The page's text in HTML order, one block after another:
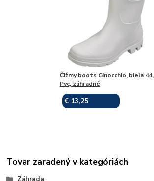
Čižmy boots Ginocchio, biela 44,
Pvc, záhradné
€ 13,25
Tovar zaradený v kategóriách
Záhrada